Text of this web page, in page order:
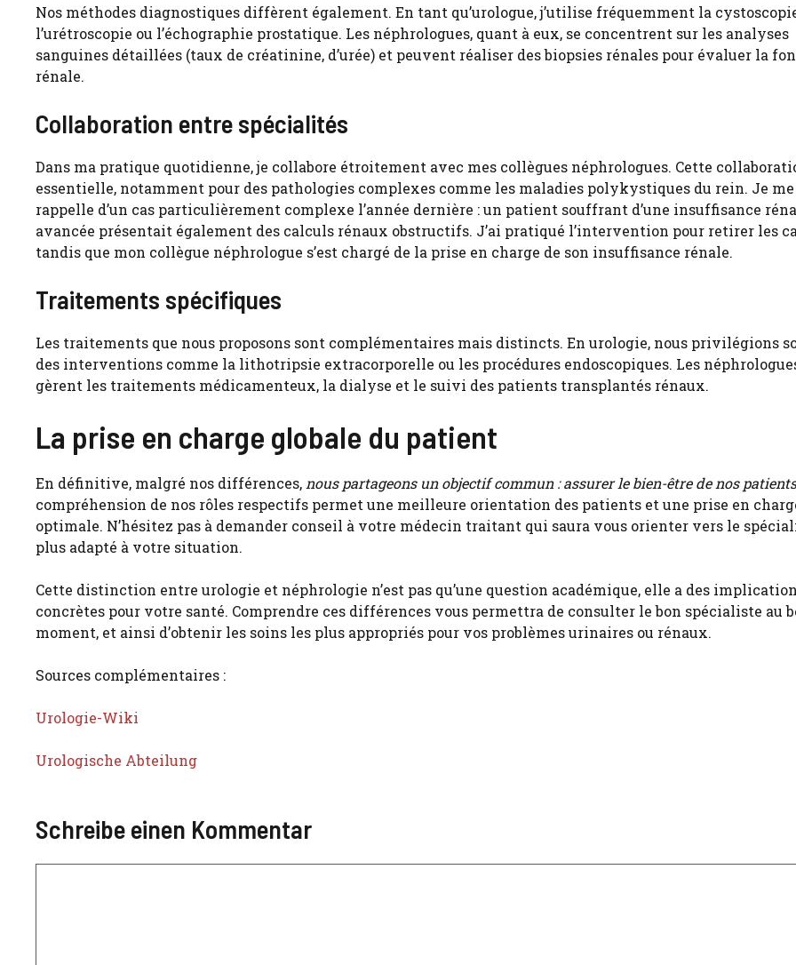
Nos méthodes diagnostiques diffèrent également. En tant qu’urologue, j’utilise fréquemment la
l’urétroscopie ou l’échographie prostatique. Les néphrologues, quant à eux, se concentrent sur les analyses
sanguines détaillées (taux de créatinine, d’urée) et peuvent réaliser des biopsies rénales pour évaluer la
rénale.
Collaboration entre spécialités
Dans ma pratique quotidienne, je collabore étroitement avec mes collègues néphrologues. Cette
essentielle, notamment pour des pathologies complexes comme les maladies polykystiques du rein. Je me
rappelle d’un cas particulièrement complexe l’année dernière : un patient souffrant d’une insuffisance
avancée présentait également des calculs rénaux obstructifs. J’ai pratiqué l’intervention pour retirer les
tandis que mon collègue néphrologue s’est chargé de la prise en charge de son insuffisance rénale.
Traitements spécifiques
Les traitements que nous proposons sont complémentaires mais distincts. En urologie, nous privilégions
des interventions comme la lithotripsie extracorporelle ou les procédures endoscopiques. Les
gèrent les traitements médicamenteux, la dialyse et le suivi des patients transplantés rénaux.
La prise en charge globale du patient
En définitive, malgré nos différences, nous partageons un objectif commun : assurer le bien-être de nos patients
compréhension de nos rôles respectifs permet une meilleure orientation des patients et une prise en
optimale. N’hésitez pas à demander conseil à votre médecin traitant qui saura vous orienter vers le
plus adapté à votre situation.
Cette distinction entre urologie et néphrologie n’est pas qu’une question académique, elle a des
concrètes pour votre santé. Comprendre ces différences vous permettra de consulter le bon spécialiste au
moment, et ainsi d’obtenir les soins les plus appropriés pour vos problèmes urinaires ou rénaux.
Sources complémentaires :
Urologie-Wiki
Urologische Abteilung
Schreibe einen Kommentar